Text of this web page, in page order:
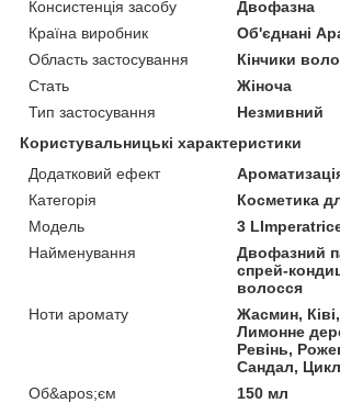
Консистенція засобу
Двофазна
Країна виробник
Об'єднані
Область застосування
Кінчики
Стать
Жіноча
Тип застосування
Незмивний
Користувальницькі характеристики
Додатковий ефект
Категорія
Косметика
Мoдель
3
Найменування
Двофазний
спрей-
волосся
Ноти аромату
Жасмин,
Лимонне
Ревінь,
Сандал,
Об&apos;єм
150 мл